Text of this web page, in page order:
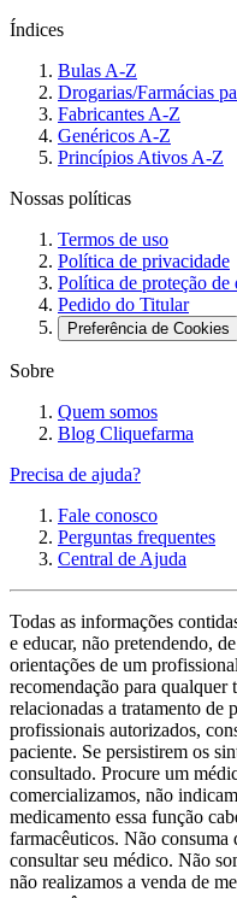
Índices
Bulas A-Z
Drogarias/Farmácias
Fabricantes A-Z
Genéricos A-Z
Princípios Ativos A-Z
Nossas políticas
Termos de uso
Política de privacidade
Política de proteção de
Pedido do Titular
Preferência de Cookies
Sobre
Quem somos
Blog Cliquefarma
Precisa de ajuda?
Fale conosco
Perguntas frequentes
Central de Ajuda
Todas as informações
e educar, não pretendendo,
orientações de um
recomendação para qualquer
relacionadas a tratamento de
profissionais autorizados,
paciente. Se persistirem os
consultado. Procure um
comercializamos, não
medicamento essa função
farmacêuticos. Não consuma
consultar seu médico. Não
não realizamos a venda de